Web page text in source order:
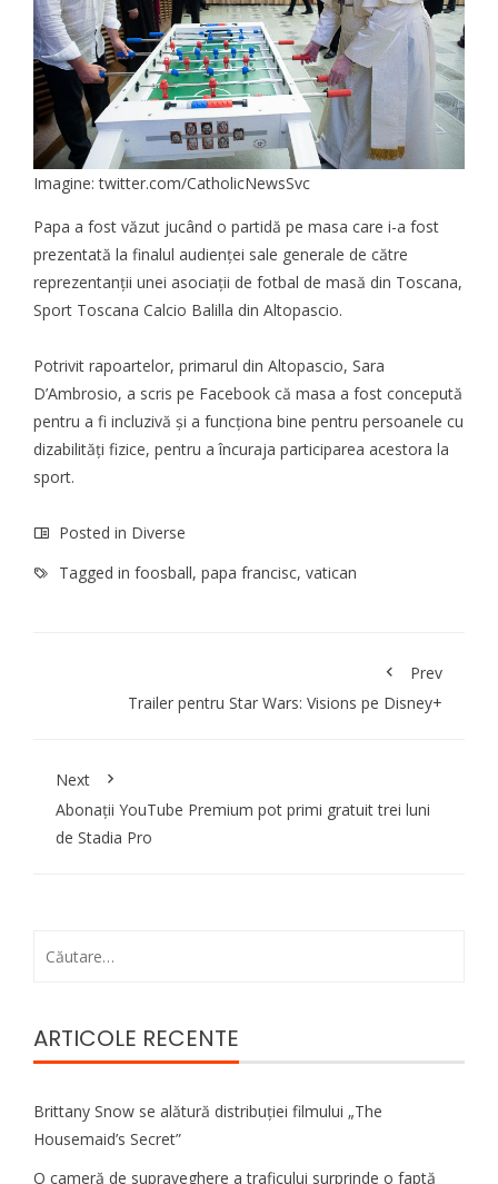
Imagine: twitter.com/CatholicNewsSvc
Papa a fost văzut jucând o partidă pe masa care i-a fost
prezentată la finalul audienței sale generale de către
reprezentanții unei asociații de fotbal de masă din Toscana,
Sport Toscana Calcio Balilla din Altopascio.
Potrivit rapoartelor, primarul din Altopascio, Sara
D’Ambrosio, a scris pe Facebook că masa a fost concepută
pentru a fi incluzivă și a funcționa bine pentru persoanele cu
dizabilități fizice, pentru a încuraja participarea acestora la
sport.
Posted in Diverse
Tagged in foosball, papa francisc, vatican
Prev
Trailer pentru Star Wars: Visions pe Disney+
Next
Abonații YouTube Premium pot primi gratuit trei luni
de Stadia Pro
ARTICOLE RECENTE
Brittany Snow se alătură distribuției filmului „The
Housemaid’s Secret”
O cameră de supraveghere a traficului surprinde o faptă